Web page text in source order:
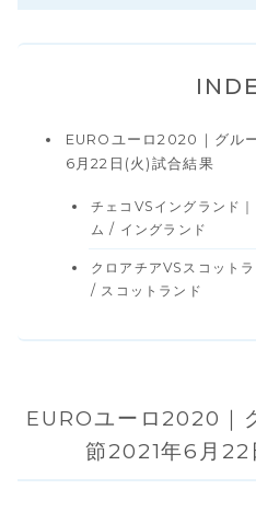
EUROユーロ2020｜グル
6月22日(火)試合結果
チェコVSイングランド
ム / イングランド
クロアチアVSスコット
/ スコットランド
EUROユーロ2020｜
節2021年6月22